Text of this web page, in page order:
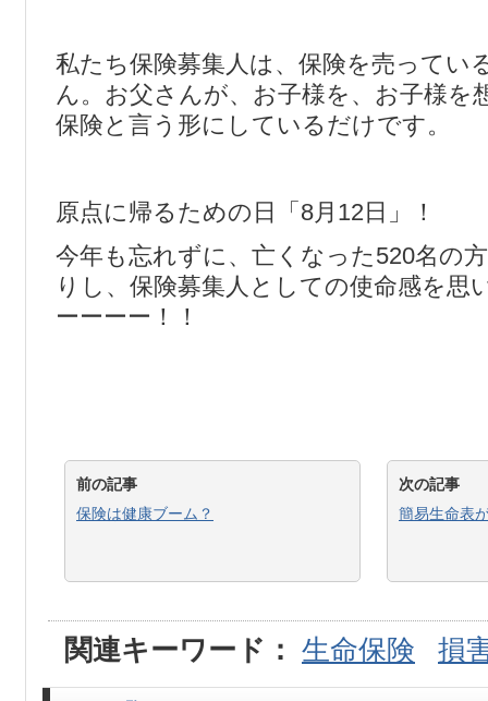
私たち保険募集人は、保険を売ってい
ん。お父さんが、お子様を、お子様を
保険と言う形にしているだけです。
原点に帰るための日「8月12日」！
今年も忘れずに、亡くなった520名の
りし、保険募集人としての使命感を思
ーーーー！！
前の記事
保険は健康ブーム？
次の記事
簡易生命表
関連キーワード： 生命保険 損